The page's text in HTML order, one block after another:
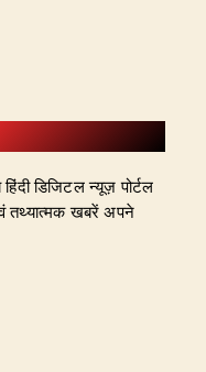
डिजिटल न्यूज़ पोर्टल
तथ्यात्मक खबरें अपने